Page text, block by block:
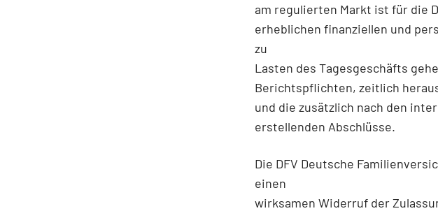
am regulierten Markt ist für die
erheblichen finanziellen und
zu
Lasten des Tagesgeschäfts
Berichtspflichten, zeitlich
und die zusätzlich nach den
erstellenden Abschlüsse.
Die DFV Deutsche
einen
wirksamen Widerruf der